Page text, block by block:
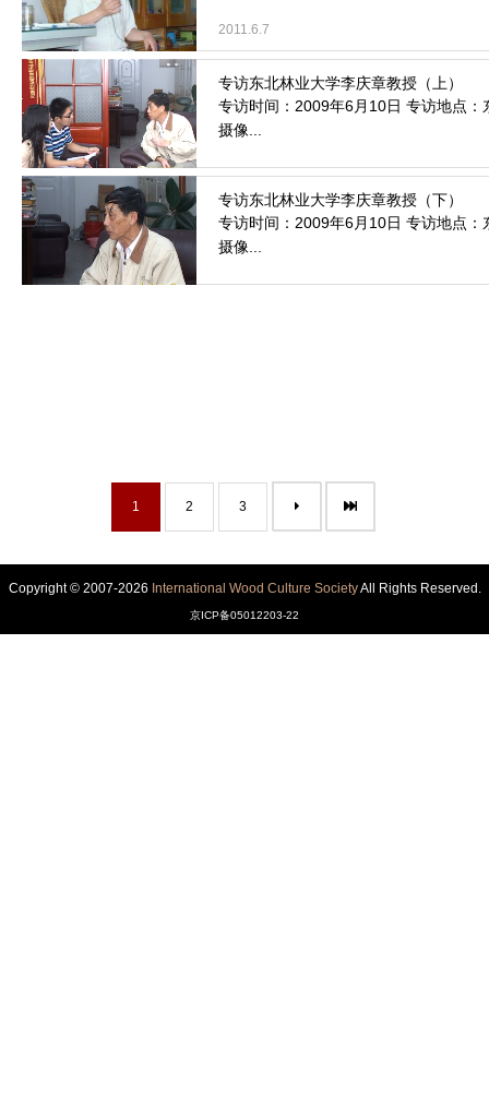
2011.6.7
专访时间：2009年6月10日 专访地点
摄像...
2011.6.7
专访时间：2009年6月10日 专访地点
摄像...
2011.6.7
1 2 3
Copyright © 2007-2026 International Wood Culture SocietyAll Rights Reserved.
京ICP备05012203-22